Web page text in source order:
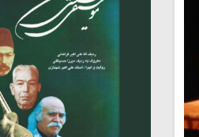
میکلوش روژا